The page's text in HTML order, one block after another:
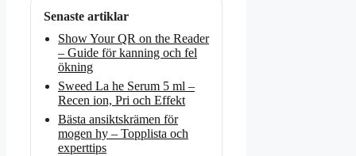
Senaste artiklar
Show Your QR on the Reader
– Guide för kanning och fel
ökning
Sweed La he Serum 5 ml –
Recen ion, Pri och Effekt
Bästa ansiktskrämen för
mogen hy – Topplista och
experttips